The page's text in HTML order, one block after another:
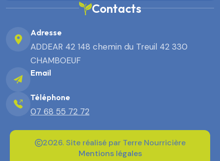
Contacts
Adresse
ADDEAR 42 148 chemin du Treuil 42 330
CHAMBOEUF
Email
Téléphone
07 68 55 72 72
2026. Site réalisé par Terre Nourricière
Mentions légales